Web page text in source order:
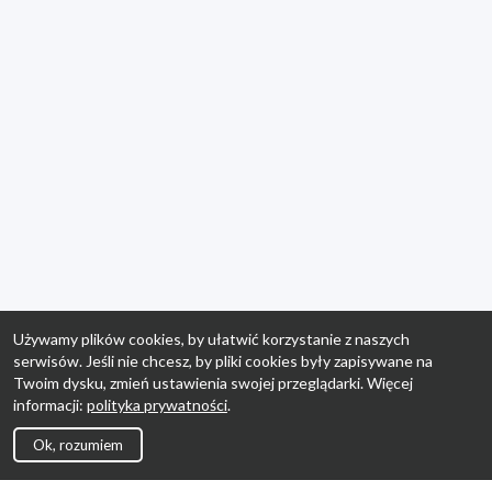
Używamy plików cookies, by ułatwić korzystanie z naszych
serwisów. Jeśli nie chcesz, by pliki cookies były zapisywane na
Twoim dysku, zmień ustawienia swojej przeglądarki. Więcej
informacji: polityka prywatności.
Ok, rozumiem